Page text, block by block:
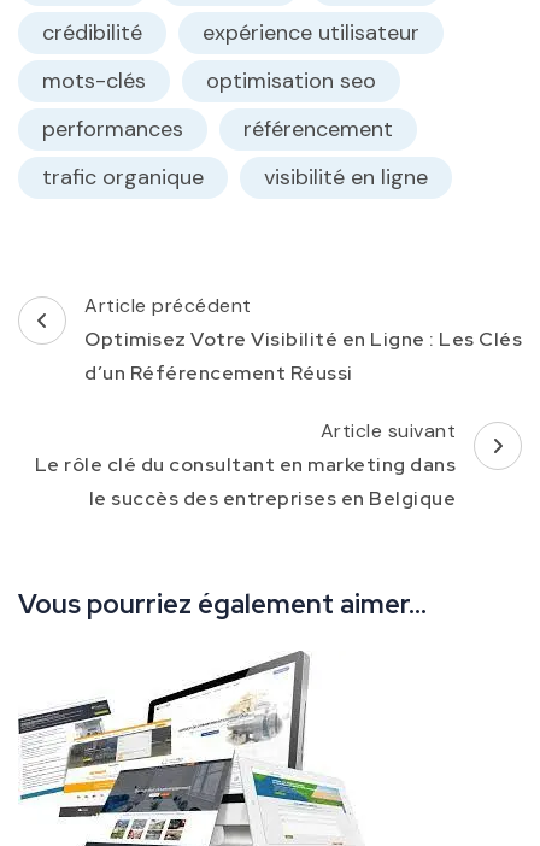
crédibilité
expérience utilisateur
mots-clés
optimisation seo
performances
référencement
trafic organique
visibilité en ligne
Navigation
d'article
Article précédent
Optimisez Votre Visibilité en Ligne : Les Clés
d’un Référencement Réussi
Article suivant
Le rôle clé du consultant en marketing dans
le succès des entreprises en Belgique
Vous pourriez également aimer...